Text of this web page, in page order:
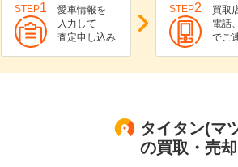
STEP1
愛車情報を
入力して
査定申し込み
STEP2
買取
電話
でご
タイタン(マ
の買取・売